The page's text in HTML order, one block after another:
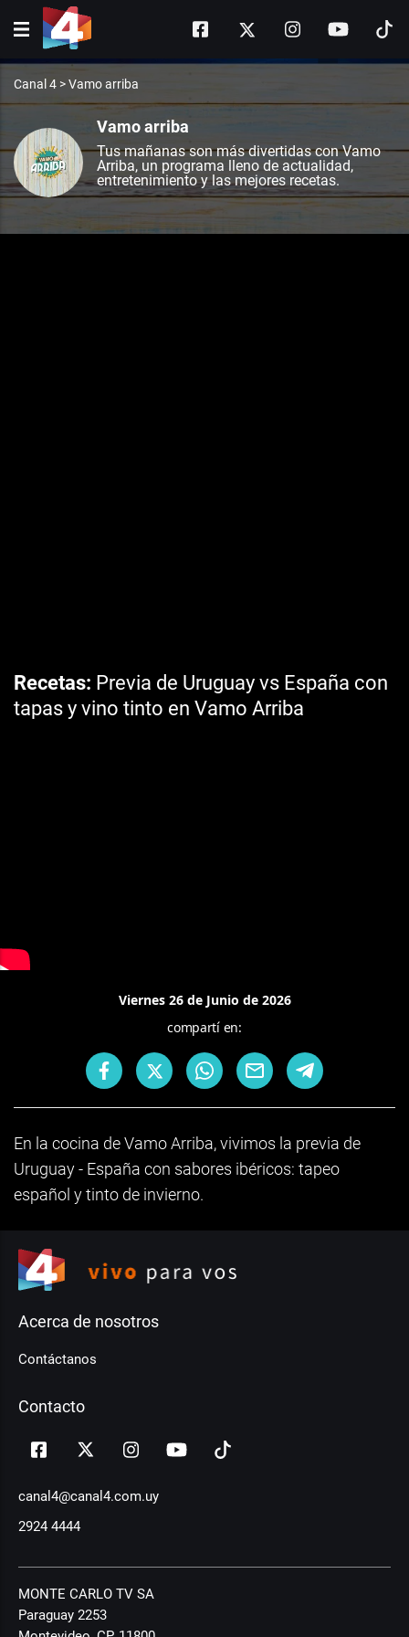
Canal 4 >Vamo arriba
Vamo arriba
Tus mañanas son más divertidas con Vamo
Arriba, un programa lleno de actualidad,
entretenimiento y las mejores recetas.
Recetas Previa de Uruguay vs España con
tapas y vino tinto en Vamo Arriba
Viernes 26 de Junio de 2026
compartí en:
En la cocina de Vamo Arriba, vivimos la previa de
Uruguay - España con sabores ibéricos: tapeo
español y tinto de invierno.
Acerca de nosotros
Contáctanos
Contacto
canal4@canal4.com.uy
2924 4444
MONTE CARLO TV SA
Paraguay 2253